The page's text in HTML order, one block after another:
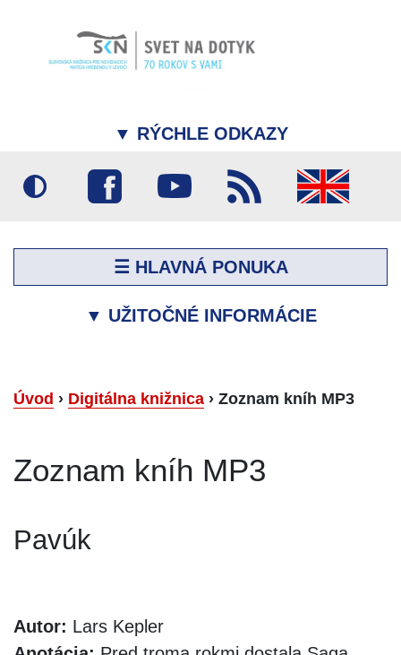
▼ RÝCHLE ODKAZY
☰ HLAVNÁ PONUKA
▼ UŽITOČNÉ INFORMÁCIE
Úvod › Digitálna knižnica › Zoznam kníh MP3
Zoznam kníh MP3
Pavúk
Autor: Lars Kepler